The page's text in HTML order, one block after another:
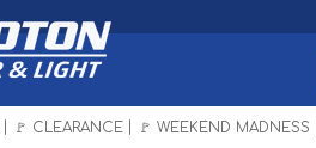
🚩 CLEARANCE 🚩 WEEKEND MADNESS